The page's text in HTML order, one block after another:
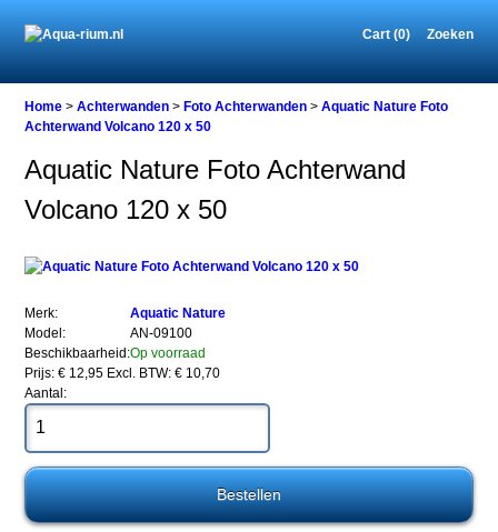
Cart (0) Zoeken
Home
Achterwanden
Foto
Achterwanden
Nature
Volcano
120
x
50
Aquatic
Nature
Home >Achterwanden >Foto Achterwanden >Aquatic Nature Foto
Achterwand Volcano 120 x 50
Aquatic Nature Foto Achterwand
Volcano 120 x 50
Merk:
Aquatic Nature
Model:
AN-09100
Beschikbaarheid:Op voorraad
Prijs: € 12,95 Excl. BTW: € 10,70
Aantal: